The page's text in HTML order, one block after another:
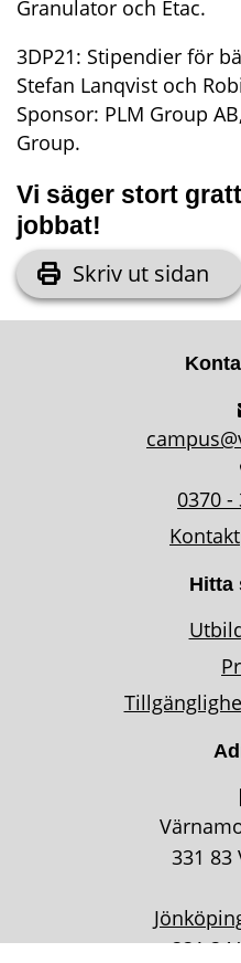
Granulator och Etac.
3DP21: Stipendier för
Stefan Lanqvist och
Sponsor: PLM Group
Group.
Vi säger stort
jobbat!
Skriv ut sidan
0370 -
Hitta
331 83
331 34